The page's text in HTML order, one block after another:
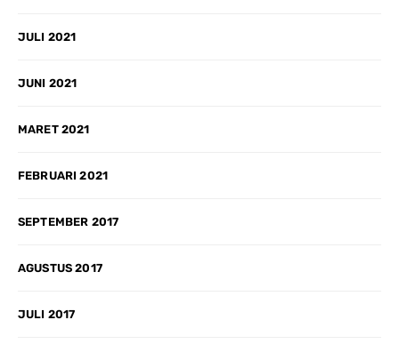
JULI 2021
JUNI 2021
MARET 2021
FEBRUARI 2021
SEPTEMBER 2017
AGUSTUS 2017
JULI 2017